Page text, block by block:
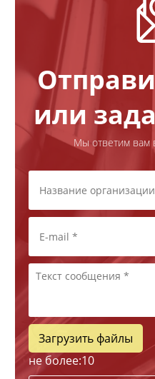
или
Мы ответим вам
Загрузить файлы
не более:10